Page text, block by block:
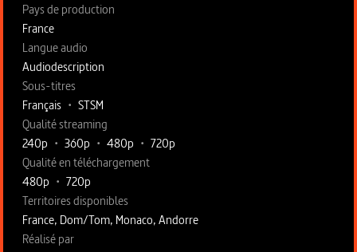
Pays de production
France
Langue audio
Audiodescription
Sous-titres
Français • STSM
Qualité streaming
240p • 360p • 480p • 720p
Qualité en téléchargement
480p • 720p
Territoires disponibles
France, Dom/Tom, Monaco, Andorre
Fiche technique section droite
Réalisé par